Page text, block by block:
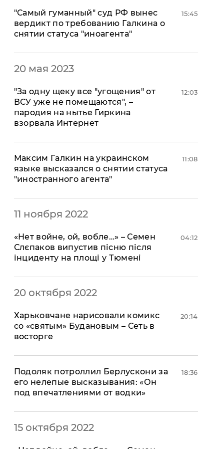
Пресс-релизы
Пресс-релизы
Авторское
Мнение
Блоги
"Самый гуманный" суд РФ вынес
вердикт по требованию Галкина о
снятии статуса "иноагента"
15:45
20 мая 2023
​"За одну щеку все "угощения" от
ВСУ уже не помещаются", –
пародия на нытье Гиркина
взорвала Интернет
12:03
Максим Галкин на украинском
языке высказался о снятии статуса
"иностранного агента"
11:08
11 ноября 2022
«Нет войне, ой, вобле…» – Семен
Слєпаков випустив пісню після
інциденту на площі у Тюмені
04:12
20 октября 2022
Харьковчане нарисовали комикс
со «святым» Будановым – Сеть в
восторге
20:14
Подоляк потроллил Берлускони за
его нелепые высказывания: «Он
под впечатлениями от водки»
18:36
15 октября 2022